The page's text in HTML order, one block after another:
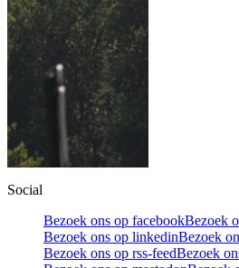
Social
Bezoek ons op facebookBezoek
Bezoek ons op linkedinBezoek
Bezoek ons op rss-feedBezoek